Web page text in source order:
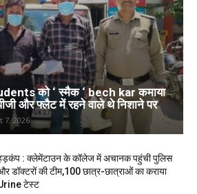
को ‘ स्मैक ‘ bech kar कमाया
और फ्लैट में रहने वाले थे निशाने पर
7, 2026
: क्लेमेंटाउन के कॉलेज में अचानक पहुंची पुलिस
डॉक्टरों की टीम,100 छात्र-छात्राओं का कराया
टेस्ट